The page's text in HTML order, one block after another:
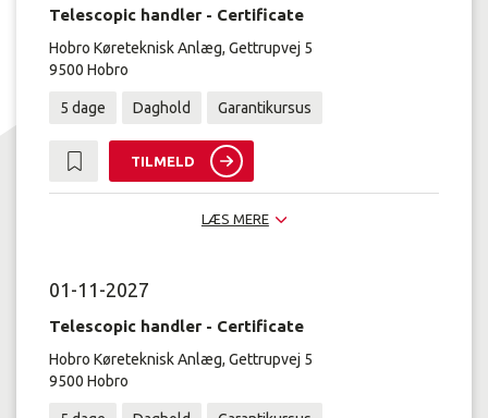
Telescopic handler - Certificate
Hobro Køreteknisk Anlæg, Gettrupvej 5
9500 Hobro
5 dage Daghold Garantikursus
TILMELD
LÆS MERE
01-11-2027
Telescopic handler - Certificate
Hobro Køreteknisk Anlæg, Gettrupvej 5
9500 Hobro